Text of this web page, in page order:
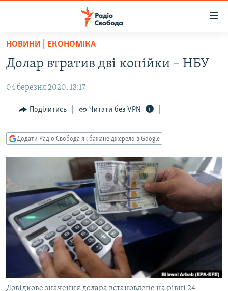
Перейти
основного
Перейти
Перейти
до
ВСЕ ЗА ДОБУ
СТАТТІ
ПОЛІТИКА
СУСПІЛЬСТВО
УКРАЇНА
СВІТ
ВІЙНА
ДОНБАС.РЕАЛІЇ
ТИ ЯК?
СХЕМИ
ПРИАЗОВ’Я
КИТАЙ.ВИКЛИКИ
МУЛЬТИМЕДІА
ФОТО
НОВИНИ | ЕКОНОМІКА
Долар втратив дві копійки – НБУ
04 березня 2020, 13:17
Поділитись Читати без VPN
Додати Радіо Свобода як бажане джерело в Google
Довідкове значення долара встановлене на рівні 24